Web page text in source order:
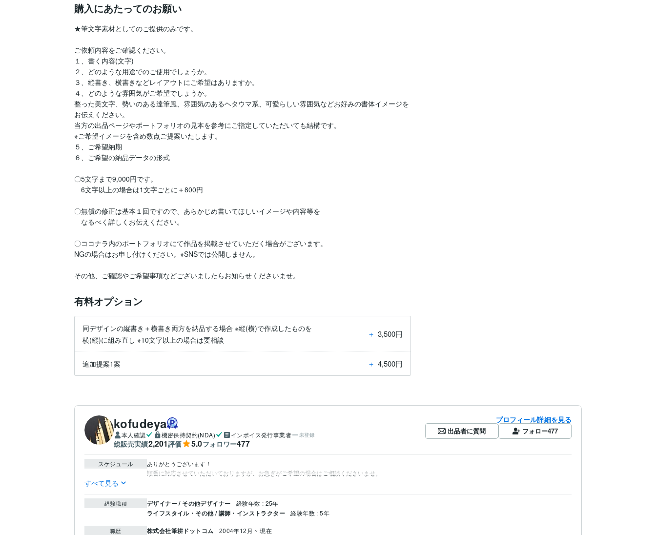
購入にあたってのお願い
★筆文字素材としてのご提供のみです。
ご依頼内容をご確認ください。
１、書く内容(文字)
２、どのような用途でのご使用でしょうか。
３、縦書き、横書きなどレイアウトにご希望はありますか。
４、どのような雰囲気がご希望でしょうか。
整った美文字、勢いのある達筆風、雰囲気のあるヘタウマ系、可愛らしい雰囲気などお好みの書体イメージを
お伝えください。
当方の出品ページやポートフォリオの見本を参考にご指定していただいても結構です。
※ご希望イメージを含め数点ご提案いたします。
５、ご希望納期
６、ご希望の納品データの形式
〇5文字まで9,000円です。
6文字以上の場合は1文字ごとに＋800円
〇無償の修正は基本１回ですので、あらかじめ書いてほしいイメージや内容等を
なるべく詳しくお伝えください。
〇ココナラ内のポートフォリオにて作品を掲載させていただく場合がございます。
NGの場合はお申し付けください。※SNSでは公開しません。
その他、ご確認やご希望事項などございましたらお知らせくださいませ。
有料オプション
同デザインの縦書き＋横書き両方を納品する場合 ※縦(横)で作成したものを
横(縦)に組み直し ※10文字以上の場合は要相談
＋ 3,500円
追加提案1案 ＋ 4,500円
kofudeya
本人確認 機密保持契約(NDA) インボイス発行事業者 未登録
総販売実績2,201評価 5.0フォロワー477
プロフィール詳細を見る
出品者に質問 フォロー477
スケジュール
ありがとうございます！
順番に対応させていただいておりますが、お急ぎがご希望の場合はご相談くださいませ。
すべて見る
経験職種 デザイナー / その他デザイナー 経験年数 : 25年
ライフスタイル・その他 / 講師・インストラクター 経験年数 : 5年
職歴 株式会社筆耕ドットコム 2004年12月 ~ 現在